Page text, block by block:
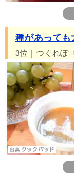
種があっても
3位｜つくれぽ